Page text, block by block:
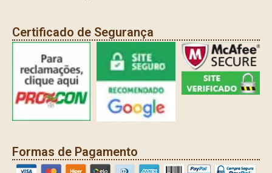
Certificado de Segurança
Formas de Pagamento